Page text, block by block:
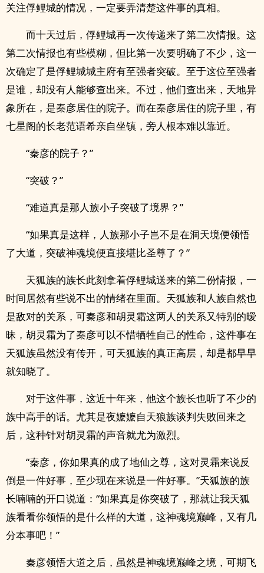
关注俘鲤城的情况，一定要弄清楚这件事的真相。
而十天过后，俘鲤城再一次传递来了第二次情报。这
第二次情报也有些模糊，但比第一次要明确了不少，这一
次确定了是俘鲤城城主府有至强者突破。至于这位至强者
是谁，却没有人能够查出来。不过，他们查出来，天地异
象所在，是秦彦居住的院子。而在秦彦居住的院子里，有
七星阁的长老范语希亲自坐镇，旁人根本难以靠近。
“秦彦的院子？”
“突破？”
“难道真是那人族小子突破了境界？”
“如果真是这样，人族那小子岂不是在洞天境便领悟
了大道，突破神魂境便直接堪比圣尊了？”
天狐族的族长此刻拿着俘鲤城送来的第二份情报，一
时间居然有些说不出的情绪在里面。天狐族和人族自然也
是敌对的关系，可秦彦和胡灵霜这两人的关系又特别的暧
昧，胡灵霜为了秦彦可以不惜牺牲自己的性命，这件事在
天狐族虽然没有传开，可天狐族的真正高层，却是都早早
就知晓了。
对于这件事，这近十年来，他这个族长也听了不少的
族中高手的话。尤其是夜嬷嬷自天狼族谈判失败回来之
后，这种针对胡灵霜的声音就尤为激烈。
“秦彦，你如果真的成了地仙之尊，这对灵霜来说反
倒是一件好事，至少现在来说是一件好事。”天狐族的族
长喃喃的开口说道：“如果真是你突破了，那就让我天狐
族看看你领悟的是什么样的大道，这神魂境巅峰，又有几
分本事吧！”
秦彦领悟大道之后，虽然是神魂境巅峰之境，可期飞